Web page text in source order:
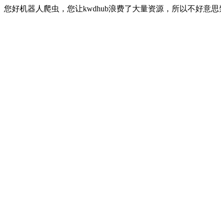
您好机器人爬虫，您让kwdhub浪费了大量资源，所以不好意思